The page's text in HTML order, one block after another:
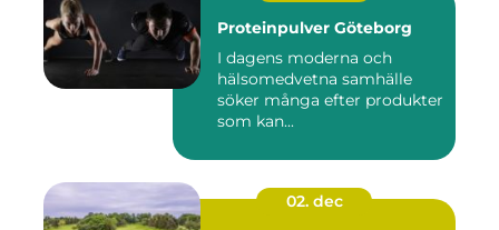
Proteinpulver Göteborg
I dagens moderna och
hälsomedvetna samhälle
söker många efter produkter
som kan...
02. dec